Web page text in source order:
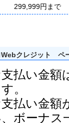
299,999円まで
Webクレジット ペ
払い金額
。
払い金額
ボーナス